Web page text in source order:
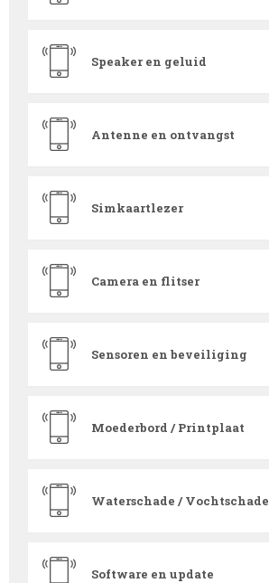
Speaker en geluid
Antenne en ontvangst
Simkaartlezer
Camera en flitser
Sensoren en beveiliging
Moederbord / Printplaat
Waterschade / Vochtschade
Software en update